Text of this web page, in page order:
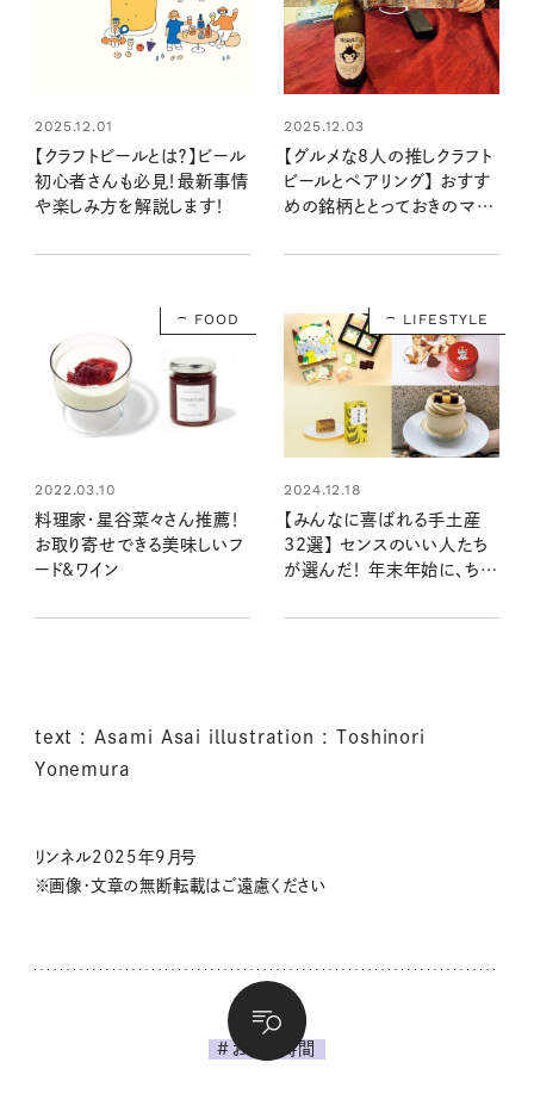
2025.12.01
【クラフトビールとは？】ビール
初心者さんも必見！最新事情
や楽しみ方を解説します！
2025.12.03
【グルメな8人の推しクラフト
ビールとペアリング】 おすす
めの銘柄ととっておきのマリ
FOOD
2022.03.10
料理家・星谷菜々さん推薦！
お取り寄せできる美味しいフ
ード&ワイン
LIFESTYLE
2024.12.18
【みんなに喜ばれる手土産
32選】 センスのいい人たち
が選んだ！ 年末年始に、ちょ
れしい贈り物がいっぱい
text : Asami Asai illustration : Toshinori
Yonemura
リンネル2025年9月号
※画像・文章の無断転載はご遠慮ください
#おうち時間